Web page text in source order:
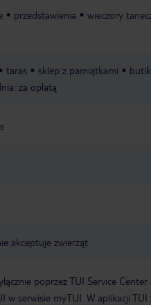
przedstawienia wieczory
taras sklep z pamiątkami butik
za opłatą
akceptuje zwierząt
poprzez TUI Service
w serwisie myTUI. W aplikacji